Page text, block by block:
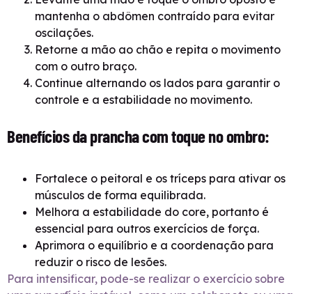
mantenha o abdômen contraído para evitar
oscilações.
Retorne a mão ao chão e repita o movimento
com o outro braço.
Continue alternando os lados para garantir o
controle e a estabilidade no movimento.
Benefícios da prancha com toque no ombro:
Fortalece o peitoral e os tríceps para ativar os
músculos de forma equilibrada.
Melhora a estabilidade do core, portanto é
essencial para outros exercícios de força.
Aprimora o equilíbrio e a coordenação para
reduzir o risco de lesões.
Para intensificar, pode-se realizar o exercício sobre